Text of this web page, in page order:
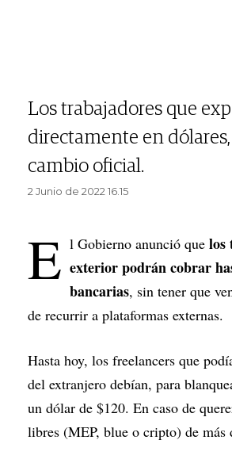
Los trabajadores que
directamente en
cambio oficial.
2 Junio de 2022 16.15
E l Gobierno anunció que los
exterior podrán cobrar
bancarias, sin tener que
de recurrir a plataformas externas.
Hasta hoy, los freelancers que
del extranjero debían, para
un dólar de $120. En caso de
libres (MEP, blue o cripto) de más